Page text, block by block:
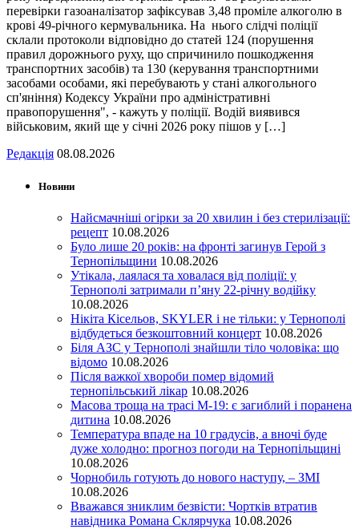
перевірки газоаналізатор зафіксував 3,48 проміле алкоголю в
крові 49-річного кермувальника. На нього слідчі поліції
склали протоколи відповідно до статей 124 (порушення
правил дорожнього руху, що спричинило пошкодження
транспортних засобів) та 130 (керування транспортними
засобами особами, які перебувають у стані алкогольного
сп'яніння) Кодексу України про адміністративні
правопорушення", - кажуть у поліції. Водій виявився
військовим, який ще у січні 2026 року пішов у […]
Редакція 08.08.2026
Новини
Найсмачніші огірки за 20 хвилин і без стерилізації:
рецепт 10.08.2026
Було лише 20 років: на фронті загинув Герой з
Тернопільщини 10.08.2026
Утікала, лаялася та ховалася від поліції: у
Тернополі затримали п’яну 22-річну водійку
10.08.2026
Нікіта Кісельов, SKYLER і не тільки: у Тернополі
відбудеться безкоштовний концерт 10.08.2026
Біля АЗС у Тернополі знайшли тіло чоловіка: що
відомо 10.08.2026
Після важкої хвороби помер відомий
тернопільський лікар 10.08.2026
Масова троща на трасі М-19: є загиблий і поранена
дитина 10.08.2026
Температура впаде на 10 градусів, а вночі буде
дуже холодно: прогноз погоди на Тернопільщині
10.08.2026
Чорнобиль готують до нового наступу, – ЗМІ
10.08.2026
Вважався зниклим безвісти: Чортків втратив
навідника Романа Склярчука 10.08.2026